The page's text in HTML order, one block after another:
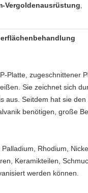
Vergoldenausrüstung,
Platte, zugeschnittener
Sie zeichnet sich
aus. Seitdem hat sie
benötigen, große
Rhodium,
Keramikteilen,
werden können.